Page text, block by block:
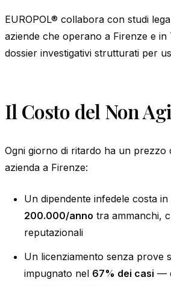
EUROPOL® collabora con studi
aziende che operano a Firenze e
dossier investigativi strutturati per
Il Costo del Non
Ogni giorno di ritardo ha un
azienda a Firenze:
Un dipendente infedele costa in
200.000/anno tra ammanchi,
reputazionali
Un licenziamento senza prove
impugnato nel 67% dei casi —